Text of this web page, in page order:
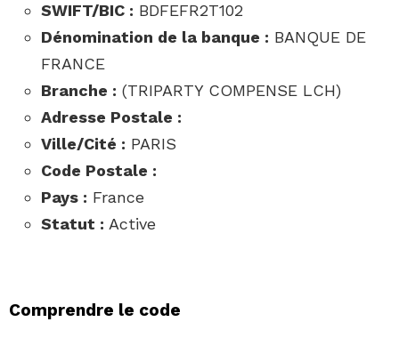
SWIFT/BIC : BDFEFR2T102
Dénomination de la banque : BANQUE DE
FRANCE
Branche : (TRIPARTY COMPENSE LCH)
Adresse Postale :
Ville/Cité : PARIS
Code Postale :
Pays : France
Statut : Active
Comprendre le code